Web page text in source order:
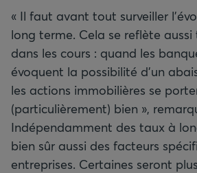
« Il faut avant tout surveiller
long terme. Cela se reflète
dans les cours : quand les
évoquent la possibilité d’un
les actions immobilières se
(particulièrement) bien »,
Indépendamment des taux à
bien sûr aussi des facteurs
entreprises. Certaines seront